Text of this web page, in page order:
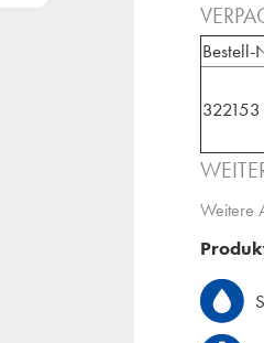
Bestell-
322153
Weitere